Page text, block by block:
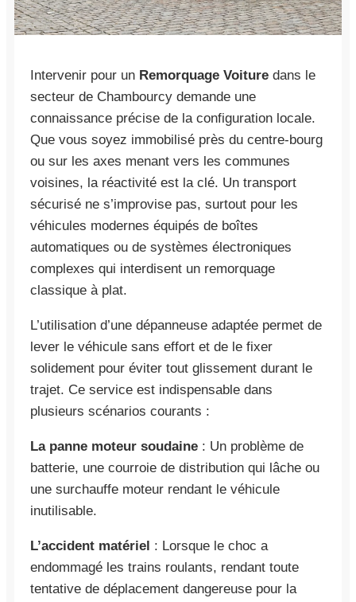
Intervenir pour un Remorquage Voiture dans le
secteur de Chambourcy demande une
connaissance précise de la configuration locale.
Que vous soyez immobilisé près du centre-bourg
ou sur les axes menant vers les communes
voisines, la réactivité est la clé. Un transport
sécurisé ne s’improvise pas, surtout pour les
véhicules modernes équipés de boîtes
automatiques ou de systèmes électroniques
complexes qui interdisent un remorquage
classique à plat.
L’utilisation d’une dépanneuse adaptée permet de
lever le véhicule sans effort et de le fixer
solidement pour éviter tout glissement durant le
trajet. Ce service est indispensable dans
plusieurs scénarios courants :
La panne moteur soudaine : Un problème de
batterie, une courroie de distribution qui lâche ou
une surchauffe moteur rendant le véhicule
inutilisable.
L’accident matériel : Lorsque le choc a
endommagé les trains roulants, rendant toute
tentative de déplacement dangereuse pour la